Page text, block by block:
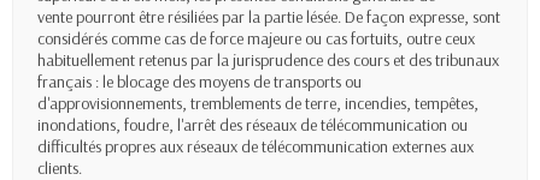
vente pourront être résiliées par la partie lésée. De façon expresse, sont
considérés comme cas de force majeure ou cas fortuits, outre ceux
habituellement retenus par la jurisprudence des cours et des tribunaux
français : le blocage des moyens de transports ou
d'approvisionnements, tremblements de terre, incendies, tempêtes,
inondations, foudre, l'arrêt des réseaux de télécommunication ou
difficultés propres aux réseaux de télécommunication externes aux
clients.